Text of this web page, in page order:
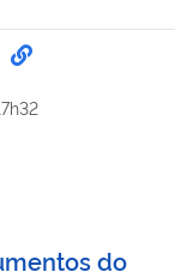
por Facebook
por Twitter
por
Compartilhe
link para
do